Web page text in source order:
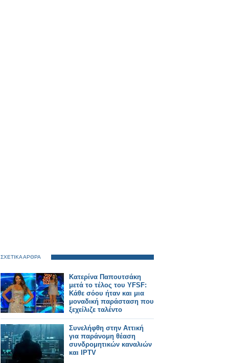
ΣΧΕΤΙΚΑ ΑΡΘΡΑ
Κατερίνα Παπουτσάκη
μετά το τέλος του YFSF:
Κάθε σόου ήταν και μια
μοναδική παράσταση που
ξεχείλιζε ταλέντο
Συνελήφθη στην Αττική
για παράνομη θέαση
συνδρομητικών καναλιών
και IPTV